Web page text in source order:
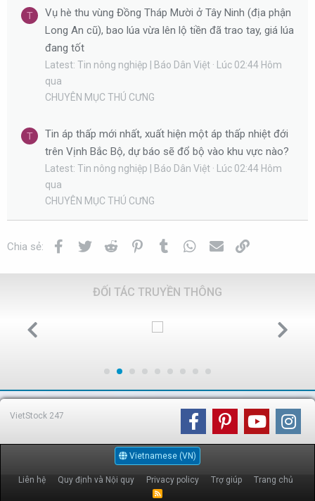
T
Vụ hè thu vùng Đồng Tháp Mười ở Tây Ninh (địa phận
Long An cũ), bao lúa vừa lên lộ tiền đã trao tay, giá lúa
đang tốt
Latest: Tin nông nghiệp | Báo Dân Việt
Lúc 02:44 Hôm
qua
CHUYÊN MỤC THÚ CƯNG
T
Tin áp thấp mới nhất, xuất hiện một áp thấp nhiệt đới
trên Vịnh Bắc Bộ, dự báo sẽ đổ bộ vào khu vực nào?
Latest: Tin nông nghiệp | Báo Dân Việt
Lúc 02:44 Hôm
qua
CHUYÊN MỤC THÚ CƯNG
Chia sẻ: Facebook
Twitter Reddit PinterestTumblr WhatsApp
Email
ĐỐI TÁC TRUYỀN THÔNG
VietStock 247
Vietnamese (VN)
Liên hệ Quy định và Nội quy Privacy policy Trợ giúp Trang chủ
R